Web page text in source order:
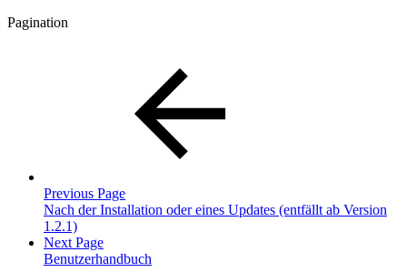
Pagination
Previous Page
Nach der Installation oder eines Updates (entfällt ab Version
1.2.1)
Next Page
Benutzerhandbuch